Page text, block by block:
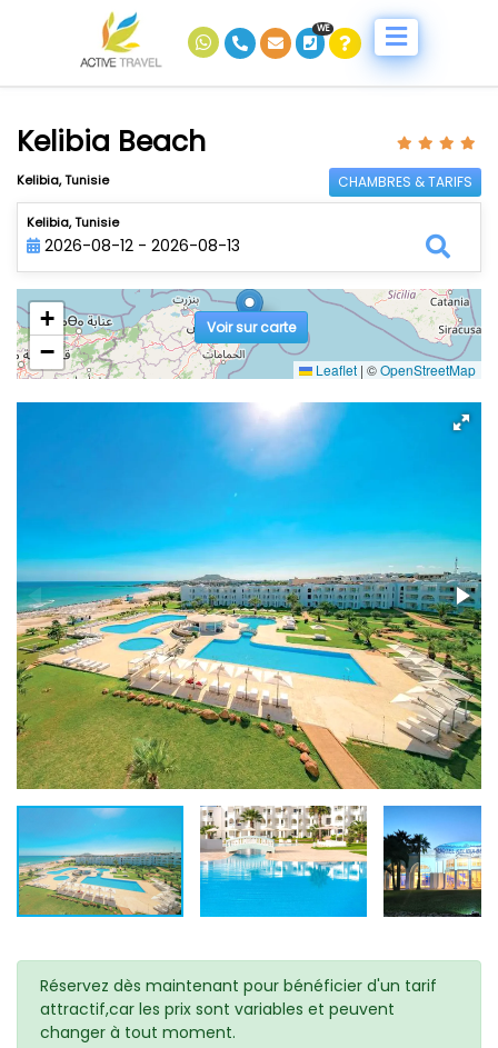
WE
Kelibia Beach
Kelibia, Tunisie CHAMBRES & TARIFS
Kelibia, Tunisie
2026-08-12 - 2026-08-13
+
−
Leaflet | ©OpenStreetMap
Voir sur carte
Réservez dès maintenant pour bénéficier d'un tarif
attractif,car les prix sont variables et peuvent
changer à tout moment.